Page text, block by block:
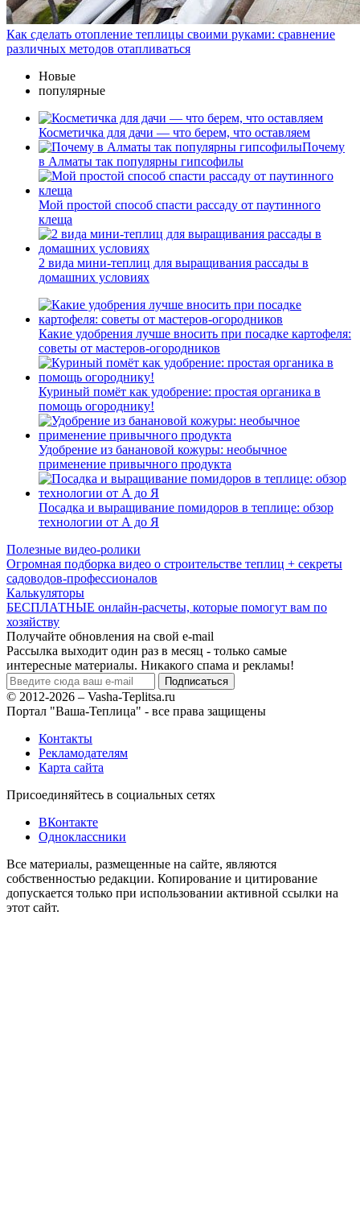
Как сделать отопление теплицы своими руками: сравнение
различных методов отапливаться
Новые
популярные
Косметичка для дачи — что берем, что оставляем
Почему
в Алматы так популярны гипсофилы
Мой простой способ спасти рассаду от паутинного
клеща
2 вида мини-теплиц для выращивания рассады в
домашних условиях
Какие удобрения лучше вносить при посадке картофеля:
советы от мастеров-огородников
Куриный помёт как удобрение: простая органика в
помощь огороднику!
Удобрение из банановой кожуры: необычное
применение привычного продукта
Посадка и выращивание помидоров в теплице: обзор
технологии от А до Я
Полезные видео-ролики
Огромная подборка видео о строительстве теплиц + секреты
садоводов-профессионалов
Калькуляторы
БЕСПЛАТНЫЕ онлайн-расчеты, которые помогут вам по
хозяйству
Получайте обновления на свой e-mail
Рассылка выходит один раз в месяц - только самые
интересные материалы. Никакого спама и рекламы!
© 2012-2026 – Vasha-Teplitsa.ru
Портал "Ваша-Теплица" - все права защищены
Контакты
Рекламодателям
Карта сайта
Присоединяйтесь в социальных сетях
ВКонтакте
Одноклассники
Все материалы, размещенные на сайте, являются
собственностью редакции. Копирование и цитирование
допускается только при использовании активной ссылки на
этот сайт.